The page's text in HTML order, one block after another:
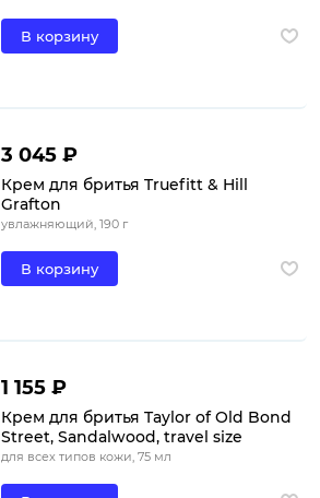
В корзину
3 045 ₽
Крем для бритья Truefitt & Hill
Grafton
увлажняющий, 190 г
В корзину
1 155 ₽
Крем для бритья Taylor of Old Bond
Street, Sandalwood, travel size
для всех типов кожи, 75 мл